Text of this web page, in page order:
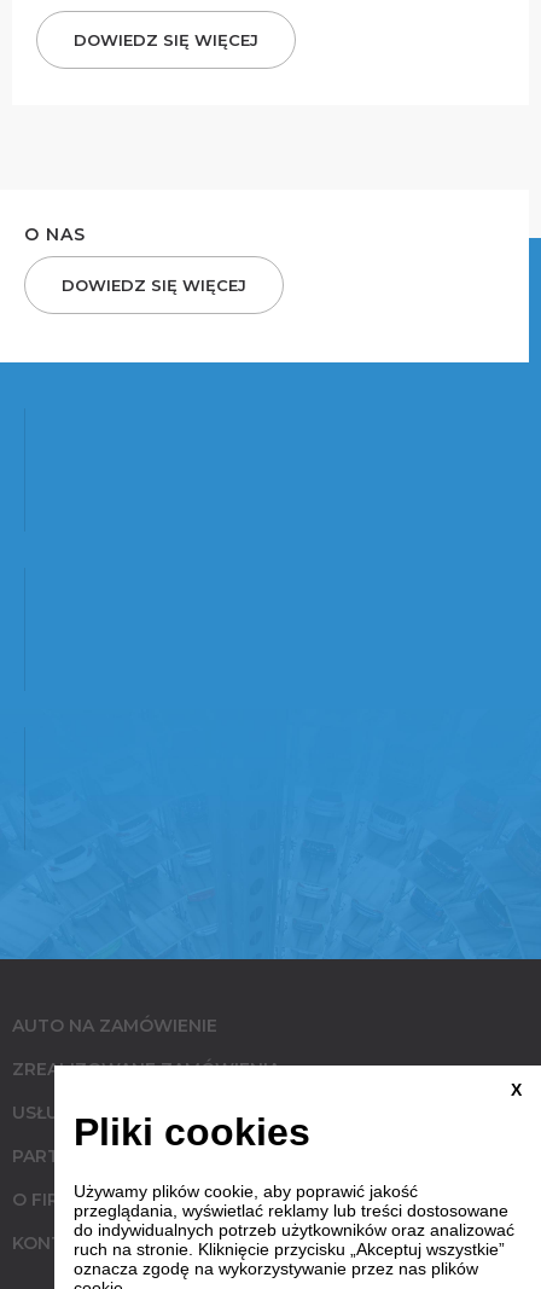
DOWIEDZ SIĘ WIĘCEJ
O NAS
DOWIEDZ SIĘ WIĘCEJ
AUTO NA ZAMÓWIENIE
ZREALIZOWANE ZAMÓWIENIA
USŁUGI
PARTNERZY
O FIRMIE
KONTAKT
X
Pliki cookies
Używamy plików cookie, aby poprawić jakość
przeglądania, wyświetlać reklamy lub treści dostosowane
do indywidualnych potrzeb użytkowników oraz analizować
ruch na stronie. Kliknięcie przycisku „Akceptuj wszystkie”
oznacza zgodę na wykorzystywanie przez nas plików